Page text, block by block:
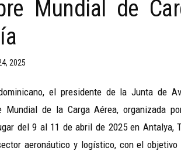
Mundial de
2025
el presidente de la Junta de
Mundial de la Carga Aérea, organizada
del 9 al 11 de abril de 2025 en Antalya,
aeronáutico y logístico, con el